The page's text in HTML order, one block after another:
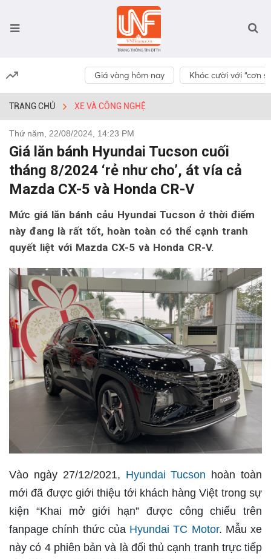
Giá vàng hôm nay Khóc cười với “cơn
TRANG CHỦ XE VÀ CÔNG NGHỆ
Thứ năm, 22/08/2024, 14:23 PM
Giá lăn bánh Hyundai Tucson cuối
tháng 8/2024 ‘rẻ như cho’, át vía cả
Mazda CX-5 và Honda CR-V
Mức giá lăn bánh cảu Hyundai Tucson ở thời điểm
này đang là rất tốt, hoàn toàn có thể cạnh tranh
quyết liệt với Mazda CX-5 và Honda CR-V.
Vào ngày 27/12/2021, Hyundai Tucson hoàn toàn
mới đã được giới thiệu tới khách hàng Việt trong sự
kiện “Khai mở giới hạn” được công chiếu trên
fanpage chính thức của Hyundai TC Motor. Mẫu xe
này có 4 phiên bản và là đối thủ cạnh tranh trực tiếp